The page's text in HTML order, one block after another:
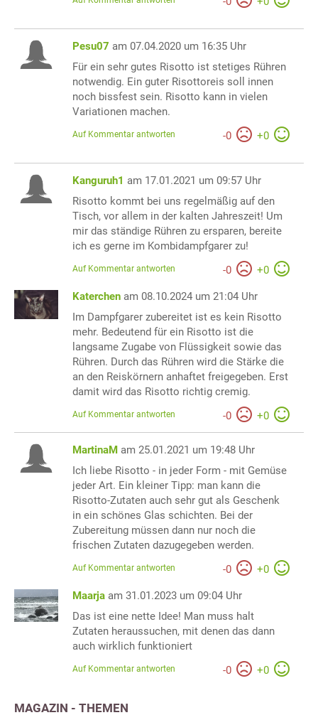
Pesu07 am 07.04.2020 um 16:35 Uhr
Für ein sehr gutes Risotto ist stetiges Rühren
notwendig. Ein guter Risottoreis soll innen
noch bissfest sein. Risotto kann in vielen
Variationen machen.
-0 +0
Auf Kommentar antworten
Kanguruh1 am 17.01.2021 um 09:57 Uhr
Risotto kommt bei uns regelmäßig auf den
Tisch, vor allem in der kalten Jahreszeit! Um
mir das ständige Rühren zu ersparen, bereite
ich es gerne im Kombidampfgarer zu!
-0 +0
Auf Kommentar antworten
Katerchen am 08.10.2024 um 21:04 Uhr
Im Dampfgarer zubereitet ist es kein Risotto
mehr. Bedeutend für ein Risotto ist die
langsame Zugabe von Flüssigkeit sowie das
Rühren. Durch das Rühren wird die Stärke die
an den Reiskörnern anhaftet freigegeben. Erst
damit wird das Risotto richtig cremig.
-0 +0
Auf Kommentar antworten
MartinaM am 25.01.2021 um 19:48 Uhr
Ich liebe Risotto - in jeder Form - mit Gemüse
jeder Art. Ein kleiner Tipp: man kann die
Risotto-Zutaten auch sehr gut als Geschenk
in ein schönes Glas schichten. Bei der
Zubereitung müssen dann nur noch die
frischen Zutaten dazugegeben werden.
-0 +0
Auf Kommentar antworten
Maarja am 31.01.2023 um 09:04 Uhr
Das ist eine nette Idee! Man muss halt
Zutaten heraussuchen, mit denen das dann
auch wirklich funktioniert
-0 +0
Auf Kommentar antworten
MAGAZIN - THEMEN